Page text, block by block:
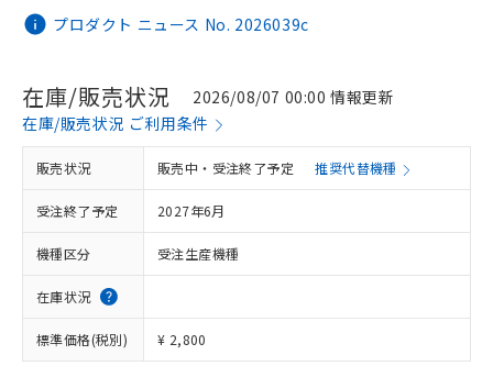
プロダクト ニュース No. 2026039c
在庫/販売状況
2026/08/07 00:00 情報更新
在庫/販売状況 ご利用条件
販売状況 販売中・受注終了予定 推奨代替機種
受注終了予定 2027年6月
機種区分 受注生産機種
在庫状況
標準価格(税別) ¥ 2,800